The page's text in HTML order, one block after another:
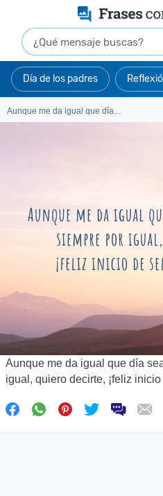
Día de los padres
Aunque me da igual que día...
Aunque me da igual que día
igual, quiero decirte, ¡feliz